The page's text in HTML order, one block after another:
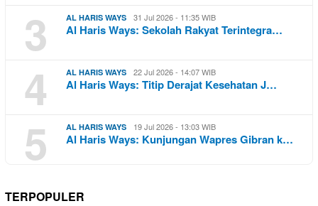
3 AL HARIS WAYS 31 Jul 2026 - 11:35 WIB
Al Haris Ways: Sekolah Rakyat Terintegra…
4 AL HARIS WAYS 22 Jul 2026 - 14:07 WIB
Al Haris Ways: Titip Derajat Kesehatan J…
5 AL HARIS WAYS 19 Jul 2026 - 13:03 WIB
Al Haris Ways: Kunjungan Wapres Gibran k…
TERPOPULER